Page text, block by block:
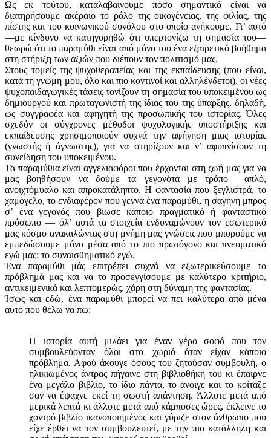
Ως εκ τούτου, καταλαβαίνουμε πόσο σημαντικό είναι να
διατηρήσουμε ακέραιο το ρόλο της οικογένειας, της φιλίας, της
πίστης και του κοινωνικού συνόλου στο οποίο ανήκουμε. Γι’ αυτό
—με κίνδυνο να κατηγορηθώ ότι υπερτονίζω τη σημασία του—
θεωρώ ότι το παραμύθι είναι από μόνο του ένα εξαιρετικό βοήθημα
στη στήριξη των αξιών που διέπουν τον πολιτισμό μας.
Στους τομείς της ψυχοθεραπείας και της εκπαίδευσης (που είναι,
κατά τη γνώμη μου, όλο και πιο κοντινοί και αλληλένδετοι), οι νέες
ψυχοπαιδαγωγικές τάσεις τονίζουν τη σημασία του υποκειμένου ως
δημιουργού και πρωταγωνιστή της ίδιας του της ύπαρξης, δηλαδή,
ως συγγραφέα και αφηγητή της προσωπικής του ιστορίας. Όλες
σχεδόν οι σύγχρονες μέθοδοι ψυχολογικής υποστήριξης και
εκπαίδευσης χρησιμοποιούν συχνά την αφήγηση μιας ιστορίας
(γνωστής ή άγνωστης), για να στηρίξουν και ν’ αφυπνίσουν τη
συνείδηση του υποκειμένου.
Τα παραμύθια είναι αγγελιαφόροι που έρχονται στη ζωή μας για να
μας βοηθήσουν να δούμε τα γεγονότα με τρόπο απλό,
ανοιχτόμυαλο και απροκατάληπτο. Η φαντασία που ξεγλιστρά, το
χαμόγελο, το ενδιαφέρον που γεννά ένα παραμύθι, η σαγήνη μπρος
σ’ ένα γεγονός που βίωσε κάποιο πραγματικό ή φανταστικό
πρόσωπο — όλ’ αυτά τα στοιχεία ενδυναμώνουν τον εσωτερικό
μας κόσμο ανακαλώντας στη μνήμη μας γνώσεις που μπορούμε να
εμπεδώσουμε μόνο μέσα από το πιο πρωτόγονο και πνευματικό
εγώ μας: το συναισθηματικό εγώ.
Ένα παραμύθι μάς επιτρέπει συχνά να εξωτερικεύσουμε το
πρόβλημά μας και να το προσεγγίσουμε με καλύτερο κριτήριο,
αντικειμενικά και λεπτομερώς, χάρη στη δύναμη της φαντασίας.
Ίσως και εδώ, ένα παραμύθι μπορεί να πει καλύτερα από μένα
αυτό που θέλω να πω:
Η ιστορία αυτή μιλάει για έναν γέρο σοφό που τον
συμβουλεύονταν όλοι στο χωριό όταν είχαν κάποιο
πρόβλημα. Αφού άκουγε όσους του ζητούσαν συμβουλή, ο
ηλικιωμένος άντρας πήγαινε στη βιβλιοθήκη του κι έπαιρνε
ένα μεγάλο βιβλίο, το ίδιο πάντα, το άνοιγε και το κοίταζε
σαν να έψαχνε εκεί τη σωστή απάντηση. Άλλοτε μετά από
μερικά λεπτά κι άλλοτε μετά από κάμποσες ώρες, έκλεινε το
χοντρό βιβλίο ικανοποιημένος και γύριζε στον άνθρωπο που
είχε έρθει να τον συμβουλευτεί, με την πιο κατάλληλη και